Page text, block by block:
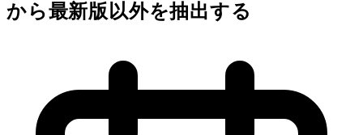
から最新版以外を抽出する